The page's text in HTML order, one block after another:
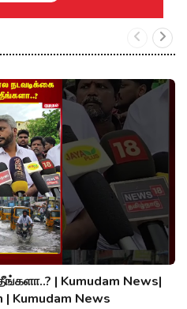
| Kumudam News|
Kumudam News